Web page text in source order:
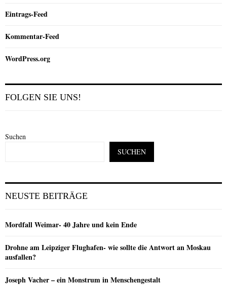
Eintrags-Feed
Kommentar-Feed
WordPress.org
FOLGEN SIE UNS!
Suchen
SUCHEN
NEUSTE BEITRÄGE
Mordfall Weimar- 40 Jahre und kein Ende
Drohne am Leipziger Flughafen- wie sollte die Antwort an Moskau
ausfallen?
Joseph Vacher – ein Monstrum in Menschengestalt